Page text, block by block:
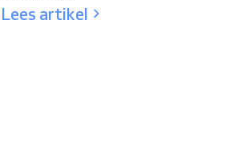
Lees artikel